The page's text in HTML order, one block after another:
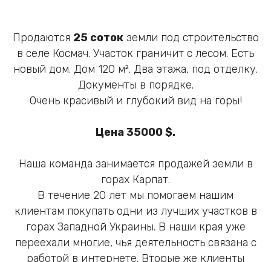
Продаются 25 сотокземли под строительство
в селе Космач. Участок граничит с лесом. Есть
новый дом. Дом 120 м². Два этажа, под отделку.
Документы в порядке.
Очень красивый и глубокий вид на горы!
Цена 35000 $.
Наша команда занимается продажей земли в
горах Карпат.
В течение 20 лет мы помогаем нашим
клиентам покупать одни из лучших участков в
горах Западной Украины. В наши края уже
переехали многие, чья деятельность связана с
работой в интернете. Вторые же клиенты